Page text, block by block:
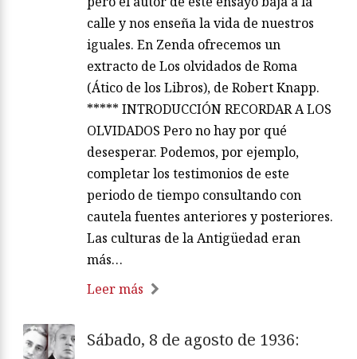
calle y nos enseña la vida de nuestros
iguales. En Zenda ofrecemos un
extracto de Los olvidados de Roma
(Ático de los Libros), de Robert Knapp.
***** INTRODUCCIÓN RECORDAR A LOS
OLVIDADOS Pero no hay por qué
desesperar. Podemos, por ejemplo,
completar los testimonios de este
periodo de tiempo consultando con
cautela fuentes anteriores y posteriores.
Las culturas de la Antigüedad eran
más…
Leer más
Sábado, 8 de agosto de 1936: